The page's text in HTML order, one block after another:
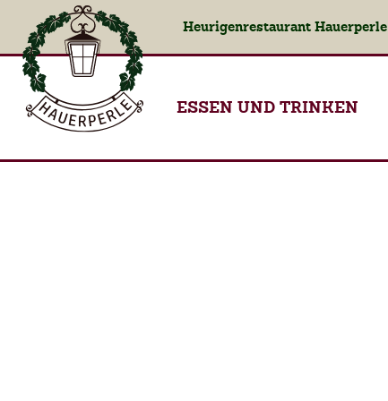
Heurigenrestaurant Hauerperle
ESSEN UND TRINKEN